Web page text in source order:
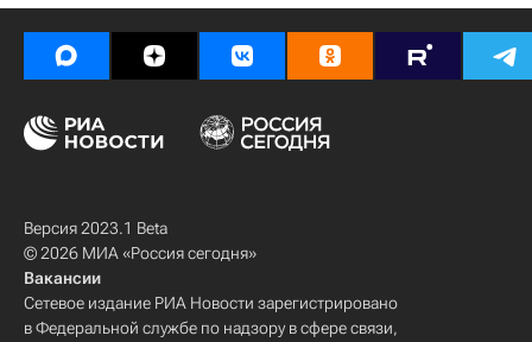
Версия 2023.1 Beta
© 2026 МИА «Россия сегодня»
Вакансии
Сетевое издание РИА Новости зарегистрировано
в Федеральной службе по надзору в сфере связи,